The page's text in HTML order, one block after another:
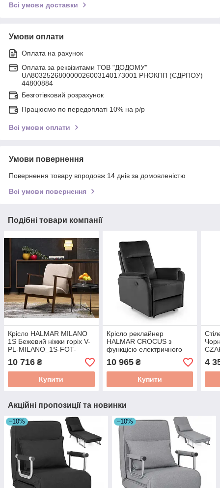
Всі умови доставки
Умови оплати
Оплата на рахунок
Оплата за реквізитами ТОВ "ДОДОМУ"
UA803252680000026003140173001 РНОКПП (ЄДРПОУ)
44800884
Безготівковий розрахунок
Працюємо по передоплаті 10% на р/р
Всі умови оплати
Умови повернення
Повернення товару впродовж 14 днів за домовленістю
Всі умови повернення
Подібні товари компанії
Крісло HALMAR MILANO
1S Бежевий ніжки горіх V-
PL-MILANO_1S-FOT-
BEŻOWY
10 716 ₴
Купити
Крісло реклайнер
HALMAR CROCUS з
функцією електричного
розкладання Чорний V-
CH-CROCUS-FOT-
CZARNY
10 965₴
Купити
4
Акційні пропозиції та новинки
–10% –10%